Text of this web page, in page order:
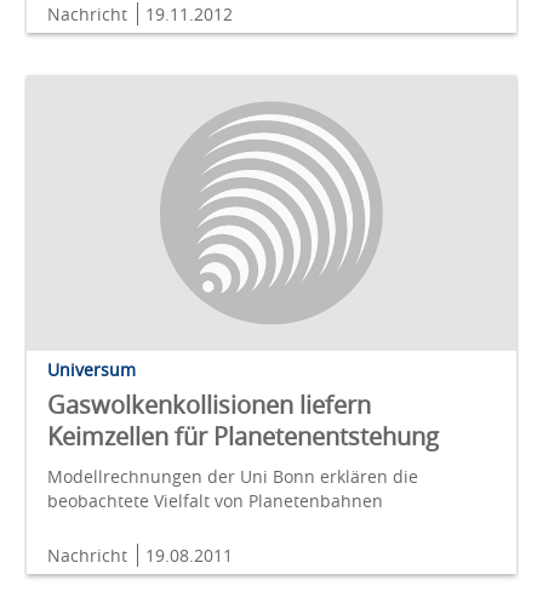
Nachricht 19.11.2012
Universum
Gaswolkenkollisionen liefern
Keimzellen für Planetenentstehung
Modellrechnungen der Uni Bonn erklären die
beobachtete Vielfalt von Planetenbahnen
Nachricht 19.08.2011